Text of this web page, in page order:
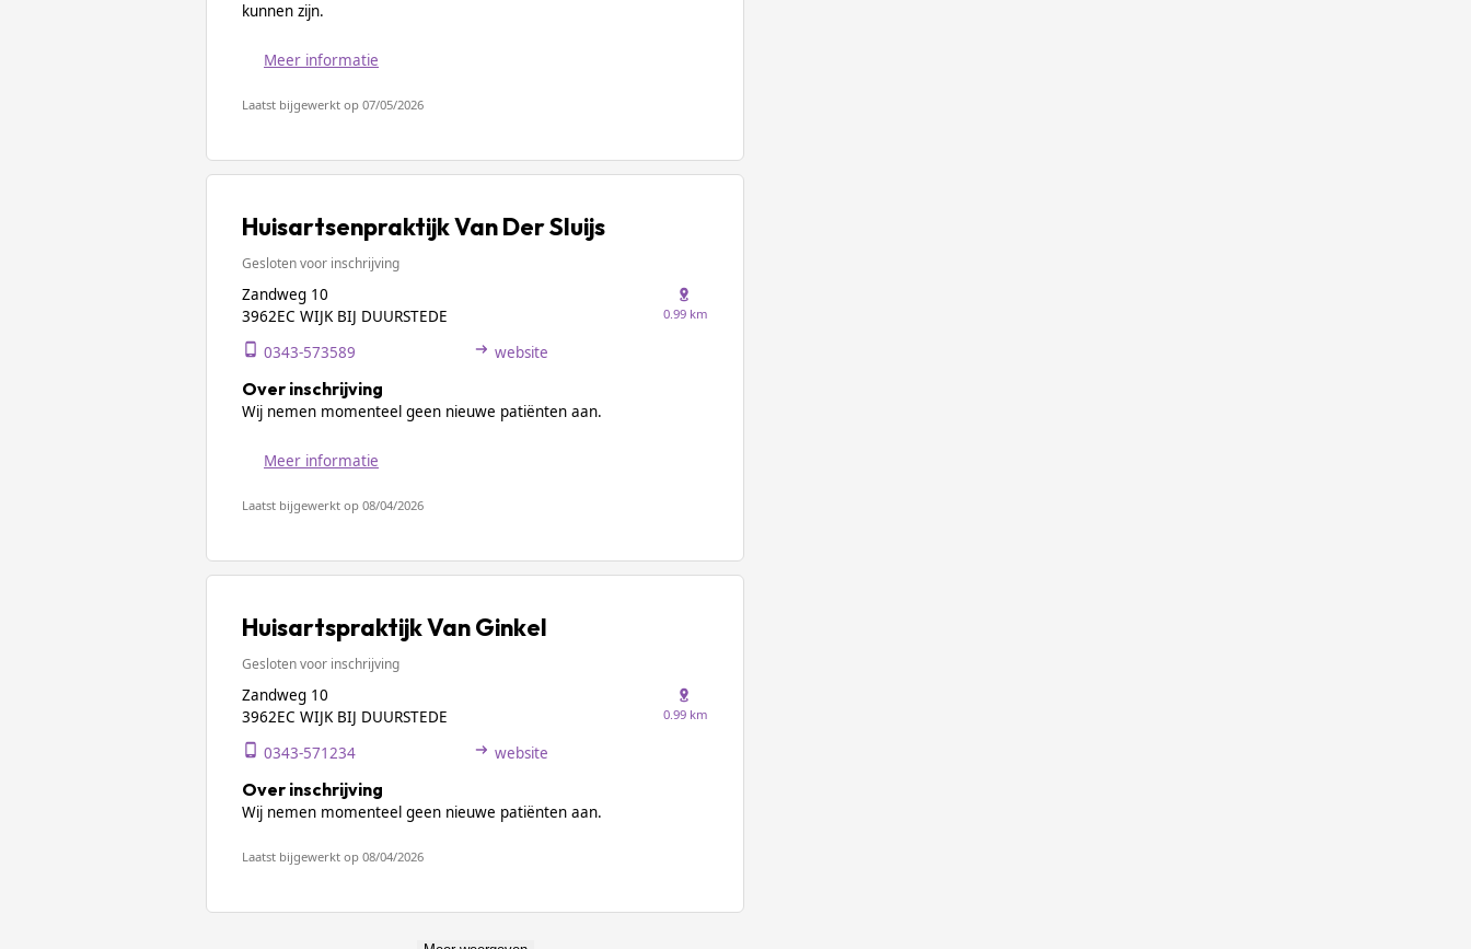
kunnen zijn.
Meer informatie
Laatst bijgewerkt op 07/05/2026
Huisartsenpraktijk Van Der Sluijs
Gesloten voor inschrijving
Zandweg 10
3962EC WIJK BIJ DUURSTEDE
0.99 km
0343-573589 website
Over inschrijving
Wij nemen momenteel geen nieuwe patiënten aan.
Meer informatie
Laatst bijgewerkt op 08/04/2026
Huisartspraktijk Van Ginkel
Gesloten voor inschrijving
Zandweg 10
3962EC WIJK BIJ DUURSTEDE
0.99 km
0343-571234 website
Over inschrijving
Wij nemen momenteel geen nieuwe patiënten aan.
Laatst bijgewerkt op 08/04/2026